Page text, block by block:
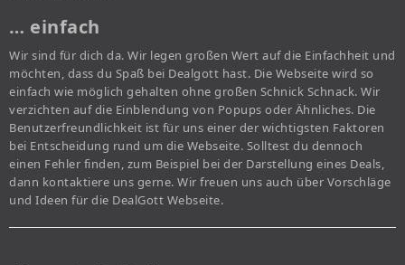
… einfach
Wir sind für dich da. Wir legen großen Wert auf die Einfachheit und
möchten, dass du Spaß bei Dealgott hast. Die Webseite wird so
einfach wie möglich gehalten ohne großen Schnick Schnack. Wir
verzichten auf die Einblendung von Popups oder Ähnliches. Die
Benutzerfreundlichkeit ist für uns einer der wichtigsten Faktoren
bei Entscheidung rund um die Webseite. Solltest du dennoch
einen Fehler finden, zum Beispiel bei der Darstellung eines Deals,
dann kontaktiere uns gerne. Wir freuen uns auch über Vorschläge
und Ideen für die DealGott Webseite.